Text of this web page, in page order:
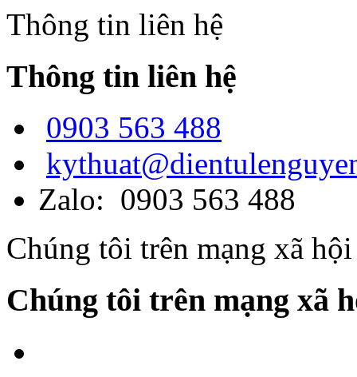
Thông tin liên hệ
Thông tin liên hệ
0903 563 488
Zalo: 0903 563 488
Chúng tôi trên mạng xã hội
Chúng tôi trên mạng xã